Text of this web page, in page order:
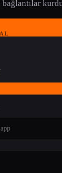
bağlantılar